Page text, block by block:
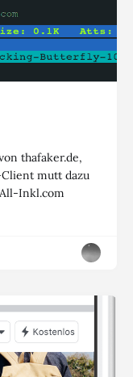
thafaker.de,
mutt dazu
Inkl.com